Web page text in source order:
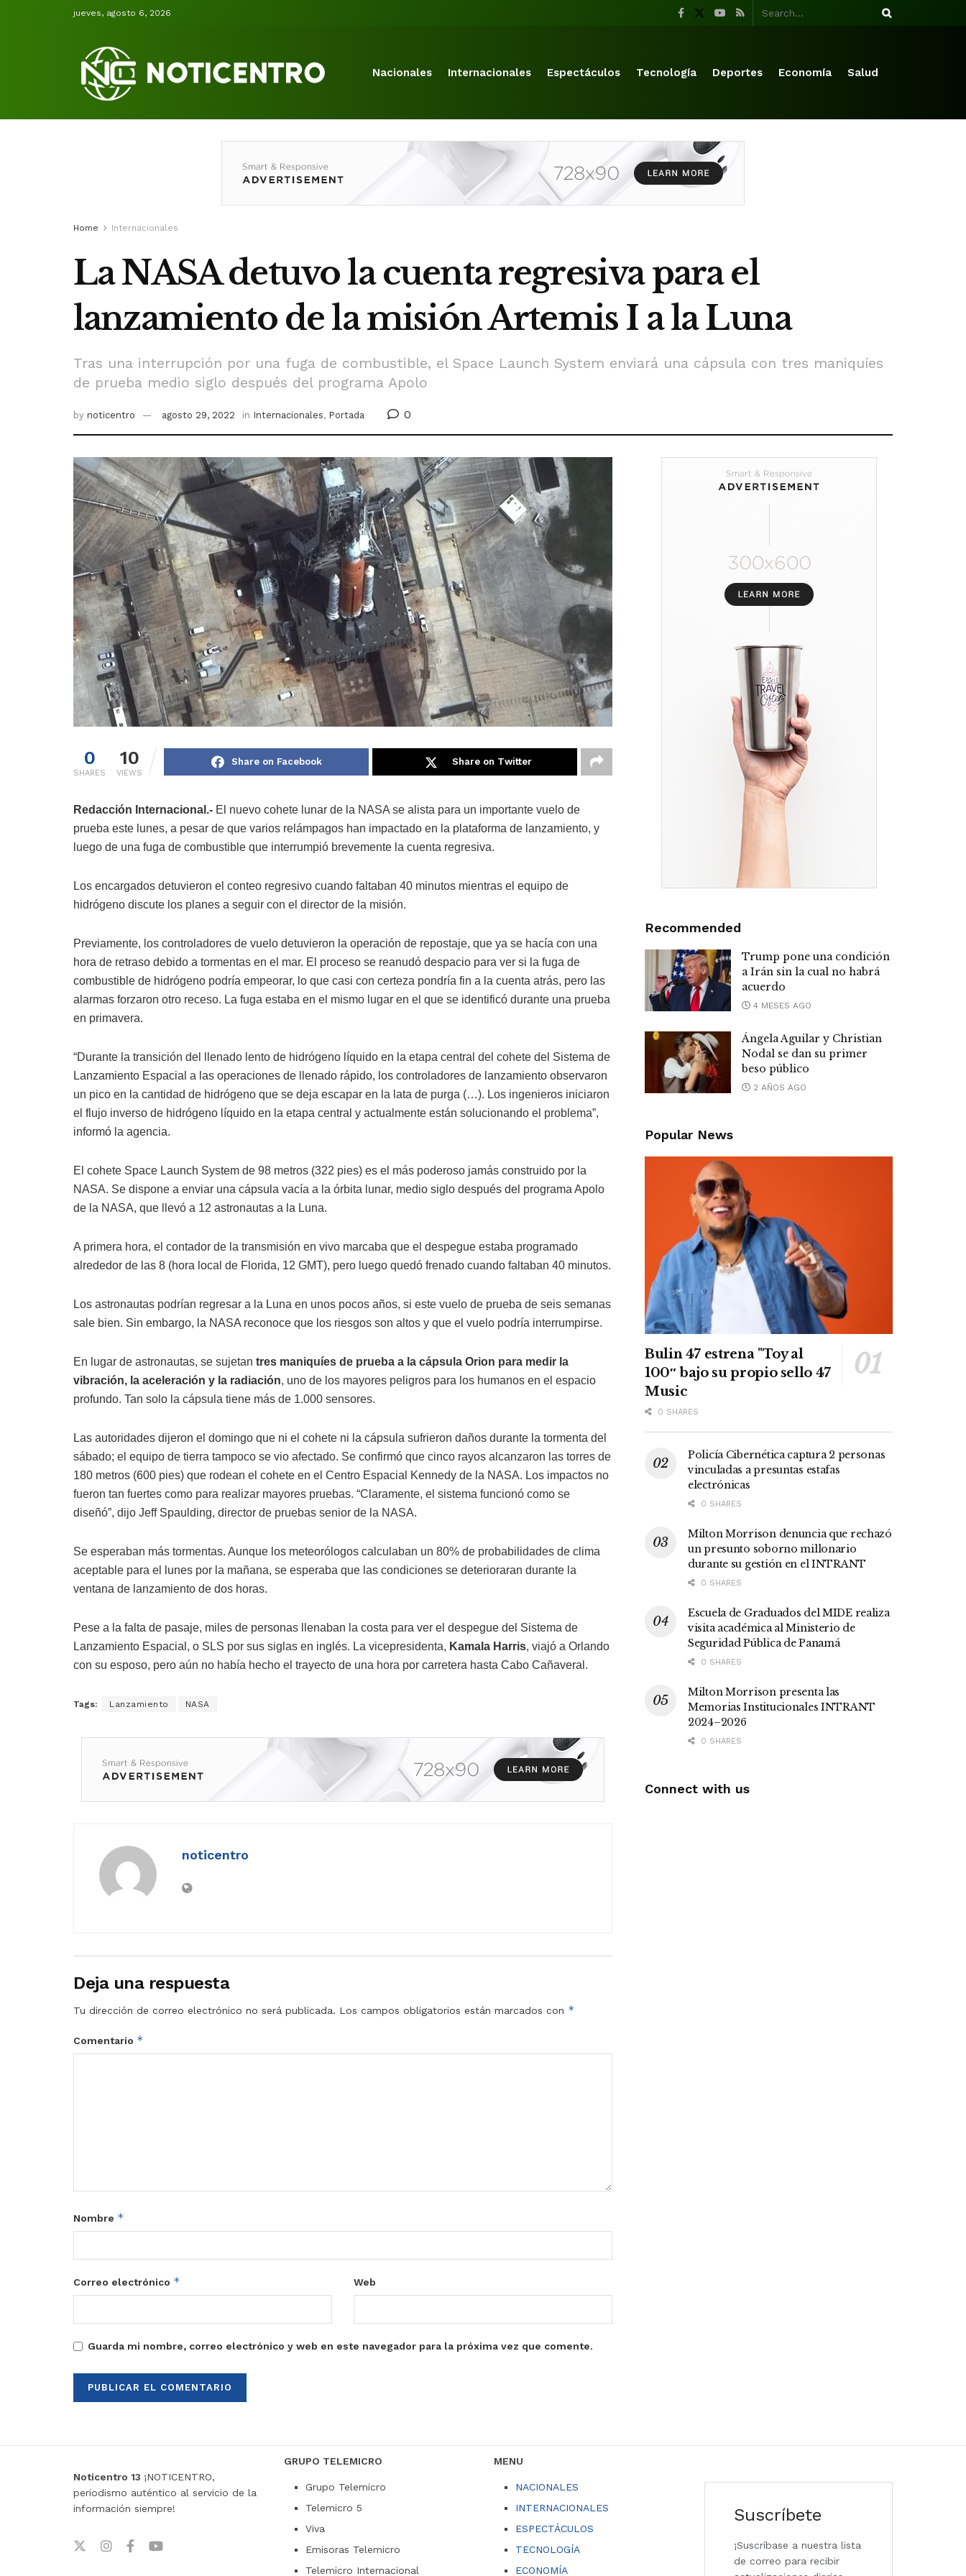
jueves, agosto 6, 2026
Nacionales Internacionales Espectáculos Tecnología Deportes Economía Salud
Home Internacionales
La NASA detuvo la cuenta regresiva para el
lanzamiento de la misión Artemis I a la Luna
Tras una interrupción por una fuga de combustible, el Space Launch System enviará una cápsula con tres maniquíes
de prueba medio siglo después del programa Apolo
by noticentro agosto 29, 2022 in Internacionales, Portada 0
0
SHARES
10
VIEWS
Share on Facebook Share on Twitter
Redacción Internacional.- El nuevo cohete lunar de la NASA se alista para un importante vuelo de
prueba este lunes, a pesar de que varios relámpagos han impactado en la plataforma de lanzamiento, y
luego de una fuga de combustible que interrumpió brevemente la cuenta regresiva.
Los encargados detuvieron el conteo regresivo cuando faltaban 40 minutos mientras el equipo de
hidrógeno discute los planes a seguir con el director de la misión.
Previamente, los controladores de vuelo detuvieron la operación de repostaje, que ya se hacía con una
hora de retraso debido a tormentas en el mar. El proceso se reanudó despacio para ver si la fuga de
combustible de hidrógeno podría empeorar, lo que casi con certeza pondría fin a la cuenta atrás, pero las
alarmas forzaron otro receso. La fuga estaba en el mismo lugar en el que se identificó durante una prueba
en primavera.
“Durante la transición del llenado lento de hidrógeno líquido en la etapa central del cohete del Sistema de
Lanzamiento Espacial a las operaciones de llenado rápido, los controladores de lanzamiento observaron
un pico en la cantidad de hidrógeno que se deja escapar en la lata de purga (…). Los ingenieros iniciaron
el flujo inverso de hidrógeno líquido en la etapa central y actualmente están solucionando el problema”,
informó la agencia.
El cohete Space Launch System de 98 metros (322 pies) es el más poderoso jamás construido por la
NASA. Se dispone a enviar una cápsula vacía a la órbita lunar, medio siglo después del programa Apolo
de la NASA, que llevó a 12 astronautas a la Luna.
A primera hora, el contador de la transmisión en vivo marcaba que el despegue estaba programado
alrededor de las 8 (hora local de Florida, 12 GMT), pero luego quedó frenado cuando faltaban 40 minutos.
Los astronautas podrían regresar a la Luna en unos pocos años, si este vuelo de prueba de seis semanas
sale bien. Sin embargo, la NASA reconoce que los riesgos son altos y que el vuelo podría interrumpirse.
En lugar de astronautas, se sujetan tres maniquíes de prueba a la cápsula Orion para medir la
vibración, la aceleración y la radiación, uno de los mayores peligros para los humanos en el espacio
profundo. Tan solo la cápsula tiene más de 1.000 sensores.
Las autoridades dijeron el domingo que ni el cohete ni la cápsula sufrieron daños durante la tormenta del
sábado; el equipo de tierra tampoco se vio afectado. Se confirmó que cinco rayos alcanzaron las torres de
180 metros (600 pies) que rodean el cohete en el Centro Espacial Kennedy de la NASA. Los impactos no
fueron tan fuertes como para realizar mayores pruebas. “Claramente, el sistema funcionó como se
diseñó”, dijo Jeff Spaulding, director de pruebas senior de la NASA.
Se esperaban más tormentas. Aunque los meteorólogos calculaban un 80% de probabilidades de clima
aceptable para el lunes por la mañana, se esperaba que las condiciones se deterioraran durante la
ventana de lanzamiento de dos horas.
Pese a la falta de pasaje, miles de personas llenaban la costa para ver el despegue del Sistema de
Lanzamiento Espacial, o SLS por sus siglas en inglés. La vicepresidenta, Kamala Harris, viajó a Orlando
con su esposo, pero aún no había hecho el trayecto de una hora por carretera hasta Cabo Cañaveral.
Tags: Lanzamiento NASA
noticentro
Deja una respuesta
Tu dirección de correo electrónico no será publicada. Los campos obligatorios están marcados con *
Comentario *
Nombre *
Correo electrónico * Web
Guarda mi nombre, correo electrónico y web en este navegador para la próxima vez que comente.
Recommended
Trump pone una condición
a Irán sin la cual no habrá
acuerdo
4 MESES AGO
Ángela Aguilar y Christian
Nodal se dan su primer
beso público
2 AÑOS AGO
Popular News
Bulin 47 estrena "Toy al
100″ bajo su propio sello 47
Music
0 SHARES
Policía Cibernética captura 2 personas
vinculadas a presuntas estafas
electrónicas
0 SHARES
Milton Morrison denuncia que rechazó
un presunto soborno millonario
durante su gestión en el INTRANT
0 SHARES
Escuela de Graduados del MIDE realiza
visita académica al Ministerio de
Seguridad Pública de Panamá
0 SHARES
Milton Morrison presenta las
Memorias Institucionales INTRANT
2024–2026
0 SHARES
Connect with us
Noticentro 13 ¡NOTICENTRO,
periodismo auténtico al servicio de la
información siempre!
GRUPO TELEMICRO
Grupo Telemicro
Telemicro 5
Viva
Emisoras Telemicro
Telemicro Internacional
MENU
NACIONALES
INTERNACIONALES
ESPECTÁCULOS
TECNOLOGÍA
ECONOMÍA
Suscríbete
¡Suscríbase a nuestra lista
de correo para recibir